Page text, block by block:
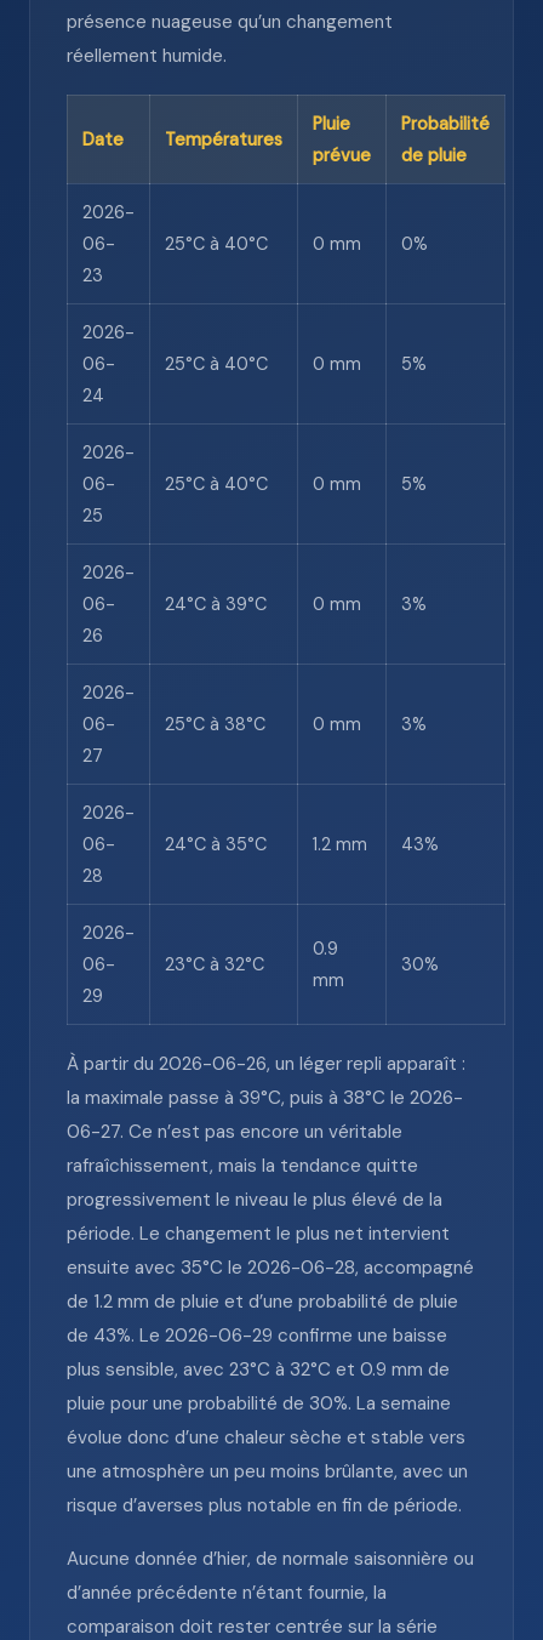
présence nuageuse qu’un changement
réellement humide.
Date Températures
Pluie
prévue
Probabilité
de pluie
2026-
06-
23
25°C à 40°C 0 mm 0%
2026-
06-
24
25°C à 40°C 0 mm 5%
2026-
06-
25
25°C à 40°C 0 mm 5%
2026-
06-
26
24°C à 39°C 0 mm 3%
2026-
06-
27
25°C à 38°C 0 mm 3%
2026-
06-
28
24°C à 35°C 1.2 mm 43%
2026-
06-
29
23°C à 32°C
0.9
mm
30%
À partir du 2026-06-26, un léger repli apparaît :
la maximale passe à 39°C, puis à 38°C le 2026-
06-27. Ce n’est pas encore un véritable
rafraîchissement, mais la tendance quitte
progressivement le niveau le plus élevé de la
période. Le changement le plus net intervient
ensuite avec 35°C le 2026-06-28, accompagné
de 1.2 mm de pluie et d’une probabilité de pluie
de 43%. Le 2026-06-29 confirme une baisse
plus sensible, avec 23°C à 32°C et 0.9 mm de
pluie pour une probabilité de 30%. La semaine
évolue donc d’une chaleur sèche et stable vers
une atmosphère un peu moins brûlante, avec un
risque d’averses plus notable en fin de période.
Aucune donnée d’hier, de normale saisonnière ou
d’année précédente n’étant fournie, la
comparaison doit rester centrée sur la série